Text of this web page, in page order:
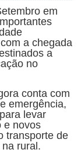
em
a chegada
a
no
conta com
emergência,
para levar
e novos
transporte de
rural.